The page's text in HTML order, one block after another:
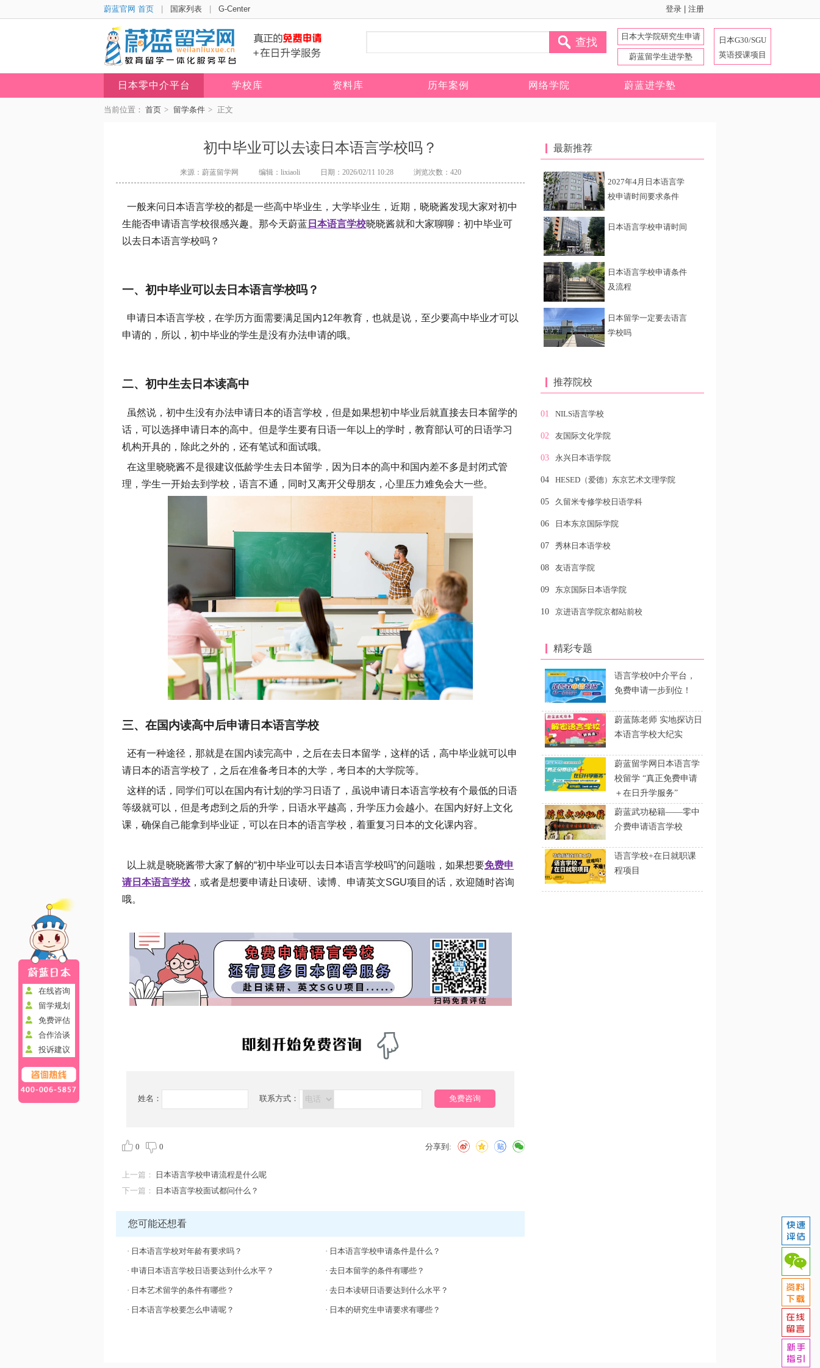
蔚蓝官网 首页 国家列表 G-Center 登录 注册
日本大学院研究生申请
蔚蓝留学生进学塾
日本G30/SGU
英语授课项目
查找
日本零中介平台 学校库 资料库 历年案例 网络学院 蔚蓝进学塾
在线咨询
留学规划
免费评估
合作洽谈
投诉建议
当前位置： 首页 > 留学条件 > 正文
初中毕业可以去读日本语言学校吗？
来源：蔚蓝留学网 编辑：lixiaoli 日期：2026/02/11 10:28 浏览次数：420
一般来问日本语言学校的都是一些高中毕业生，大学毕业生，近期，晓晓酱发现大家对初中
生能否申请语言学校很感兴趣。那今天蔚蓝 日本语言学校晓晓酱就和大家聊聊：初中毕业可
以去日本语言学校吗？
一、初中毕业可以去日本语言学校吗？
申请日本语言学校，在学历方面需要满足国内12年教育，也就是说，至少要高中毕业才可以
申请的，所以，初中毕业的学生是没有办法申请的哦。
二、初中生去日本读高中
虽然说，初中生没有办法申请日本的语言学校，但是如果想初中毕业后就直接去日本留学的
话，可以选择申请日本的高中。但是学生要有日语一年以上的学时，教育部认可的日语学习
机构开具的，除此之外的，还有笔试和面试哦。
在这里晓晓酱不是很建议低龄学生去日本留学，因为日本的高中和国内差不多是封闭式管
理，学生一开始去到学校，语言不通，同时又离开父母朋友，心里压力难免会大一些。
三、在国内读高中后申请日本语言学校
还有一种途径，那就是在国内读完高中，之后在去日本留学，这样的话，高中毕业就可以申
请日本的语言学校了，之后在准备考日本的大学，考日本的大学院等。
这样的话，同学们可以在国内有计划的学习日语了，虽说申请日本语言学校有个最低的日语
等级就可以，但是考虑到之后的升学，日语水平越高，升学压力会越小。在国内好好上文化
课，确保自己能拿到毕业证，可以在日本的语言学校，着重复习日本的文化课内容。
以上就是晓晓酱带大家了解的“初中毕业可以去日本语言学校吗”的问题啦，如果想要免费申
请日本语言学校 ，或者是想要申请赴日读研、读博、申请英文SGU项目的话，欢迎随时咨询
哦。
姓名： 联系方式： 免费咨询
0 0 分享到:
上一篇：
日本语言学校申请流程是什么呢
下一篇：
日本语言学校面试都问什么？
您可能还想看
· 日本语言学校对年龄有要求吗？ · 日本语言学校申请条件是什么？
· 申请日本语言学校日语要达到什么水平？ · 去日本留学的条件有哪些？
· 日本艺术留学的条件有哪些？ · 去日本读研日语要达到什么水平？
· 日本语言学校要怎么申请呢？ · 日本的研究生申请要求有哪些？
最新推荐
2027年4月日本语言学
校申请时间要求条件
日本语言学校申请时间
日本语言学校申请条件
及流程
日本留学一定要去语言
学校吗
推荐院校
01 NILS语言学校
02 友国际文化学院
03 永兴日本语学院
04 HESED（爱德）东京艺术文理学院
05 久留米专修学校日语学科
06 日本东京国际学院
07 秀林日本语学校
08 友语言学院
09 东京国际日本语学院
10 京进语言学院京都站前校
精彩专题
语言学校0中介平台，
免费申请一步到位！
蔚蓝陈老师 实地探访日
本语言学校大纪实
蔚蓝留学网日本语言学
校留学 “真正免费申请
＋在日升学服务”
蔚蓝武功秘籍——零中
介费申请语言学校
语言学校+在日就职课
程项目